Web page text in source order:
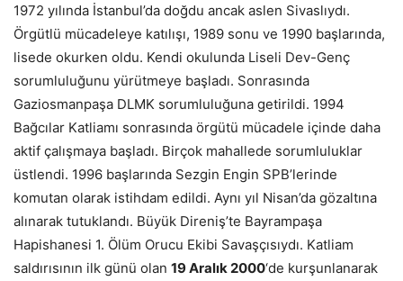
1972 yılında İstanbul’da doğdu ancak aslen Sivaslıydı.
Örgütlü mücadeleye katılışı, 1989 sonu ve 1990 başlarında,
lisede okurken oldu. Kendi okulunda Liseli Dev-Genç
sorumluluğunu yürütmeye başladı. Sonrasında
Gaziosmanpaşa DLMK sorumluluğuna getirildi. 1994
Bağcılar Katliamı sonrasında örgütü mücadele içinde daha
aktif çalışmaya başladı. Birçok mahallede sorumluluklar
üstlendi. 1996 başlarında Sezgin Engin SPB’lerinde
komutan olarak istihdam edildi. Aynı yıl Nisan’da gözaltına
alınarak tutuklandı. Büyük Direniş’te Bayrampaşa
Hapishanesi 1. Ölüm Orucu Ekibi Savaşçısıydı. Katliam
saldırısının ilk günü olan 19 Aralık 2000‘de kurşunlanarak